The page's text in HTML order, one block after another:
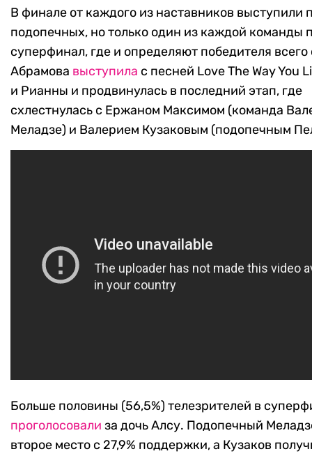
В финале от каждого из наставников выступили
подопечных, но только один из каждой команды
суперфинал, где и определяют победителя всего
Абрамова выступила с песней Love The Way You
и Рианны и продвинулась в последний этап, где
схлестнулась с Ержаном Максимом (команда
Меладзе) и Валерием Кузаковым (подопечным
Больше половины (56,5%) телезрителей в
проголосовали за дочь Алсу. Подопечный
второе место с 27,9% поддержки, а Кузаков